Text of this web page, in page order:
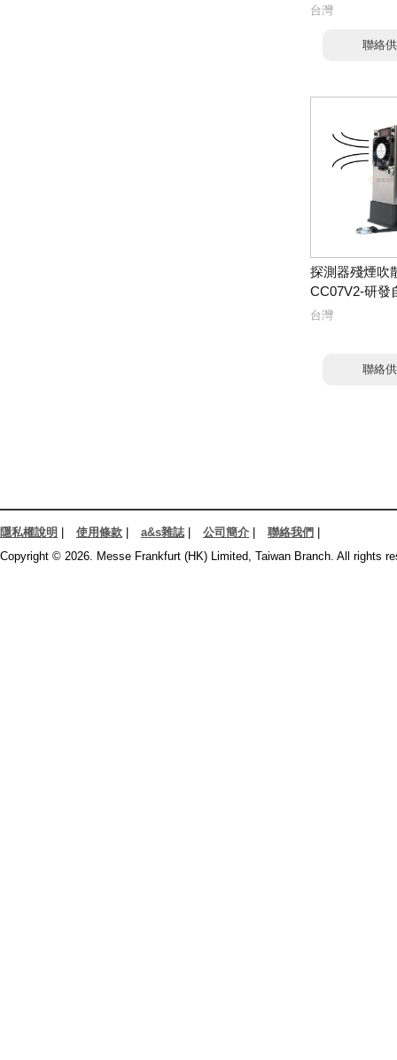
台灣
聯絡
探測器殘煙吹
CC07V2-研發
台灣
聯絡
隱私權說明 使用條款 a&s雜誌| 公司簡介 聯絡我們
Copyright © 2026. Messe Frankfurt (HK) Limited, Taiwan Branch. All rights